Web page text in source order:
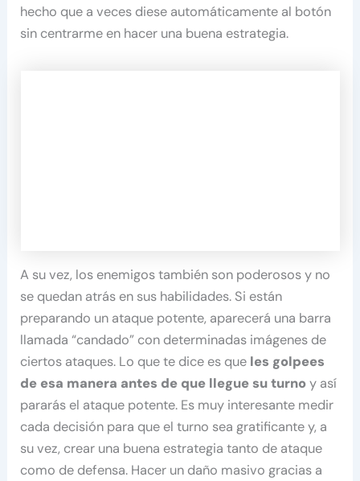
hecho que a veces diese automáticamente al botón
sin centrarme en hacer una buena estrategia.
A su vez, los enemigos también son poderosos y no
se quedan atrás en sus habilidades. Si están
preparando un ataque potente, aparecerá una barra
llamada “candado” con determinadas imágenes de
ciertos ataques. Lo que te dice es que les golpees
de esa manera antes de que llegue su turnoy así
pararás el ataque potente. Es muy interesante medir
cada decisión para que el turno sea gratificante y, a
su vez, crear una buena estrategia tanto de ataque
como de defensa. Hacer un daño masivo gracias a